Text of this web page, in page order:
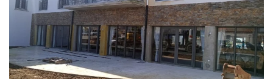
EHPAD VILLA BEAUSOLEIL